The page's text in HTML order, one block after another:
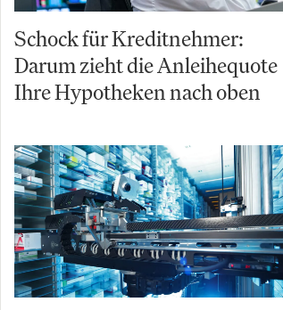
Schock für Kreditnehmer:
Darum zieht die Anleihequote
Ihre Hypotheken nach oben